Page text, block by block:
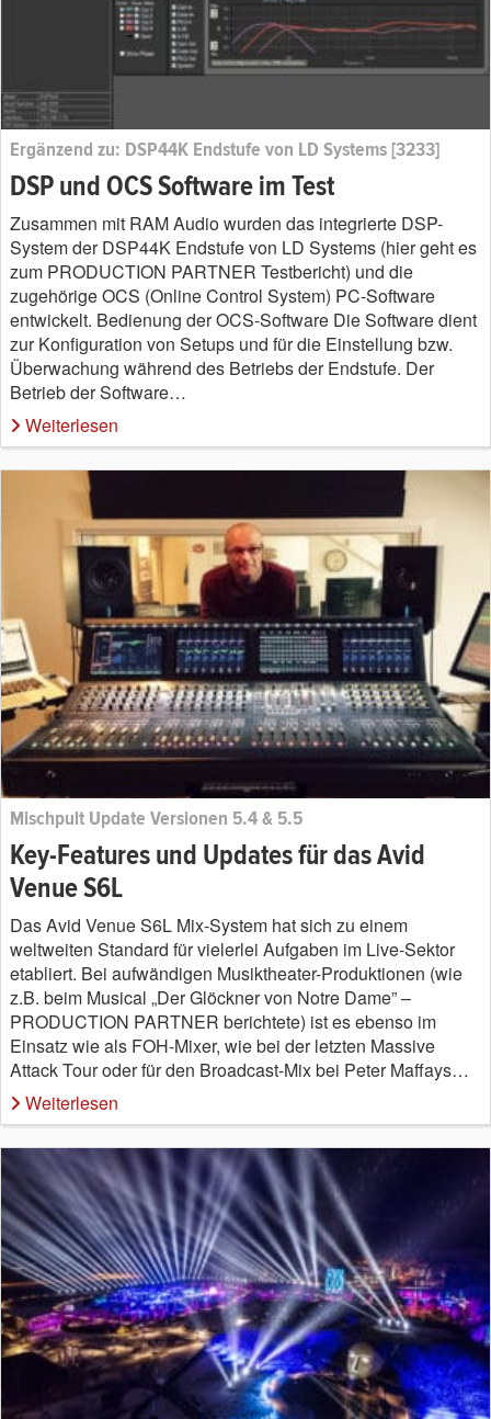
Ergänzend zu: DSP44K Endstufe von LD Systems [3233]
DSP und OCS Software im Test
Zusammen mit RAM Audio wurden das integrierte DSP-
System der DSP44K Endstufe von LD Systems (hier geht es
zum PRODUCTION PARTNER Testbericht) und die
zugehörige OCS (Online Control System) PC-Software
entwickelt. Bedienung der OCS-Software Die Software dient
zur Konfiguration von Setups und für die Einstellung bzw.
Überwachung während des Betriebs der Endstufe. Der
Betrieb der Software…
Weiterlesen
Mischpult Update Versionen 5.4 & 5.5
Key-Features und Updates für das Avid
Venue S6L
Das Avid Venue S6L Mix-System hat sich zu einem
weltweiten Standard für vielerlei Aufgaben im Live-Sektor
etabliert. Bei aufwändigen Musiktheater-Produktionen (wie
z.B. beim Musical „Der Glöckner von Notre Dame” –
PRODUCTION PARTNER berichtete) ist es ebenso im
Einsatz wie als FOH-Mixer, wie bei der letzten Massive
Attack Tour oder für den Broadcast-Mix bei Peter Maffays…
Weiterlesen